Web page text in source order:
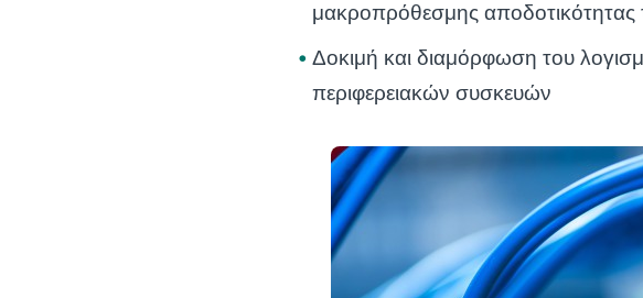
μακροπρόθεσμης αποδοτικότητας
Δοκιμή και διαμόρφωση του
περιφερειακών συσκευών